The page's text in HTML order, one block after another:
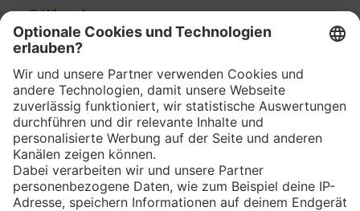
WhatsApp
App